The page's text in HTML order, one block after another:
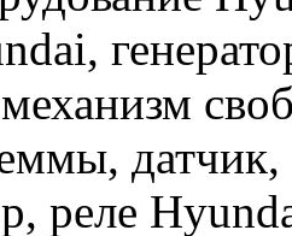
механизм
датчик,
реле